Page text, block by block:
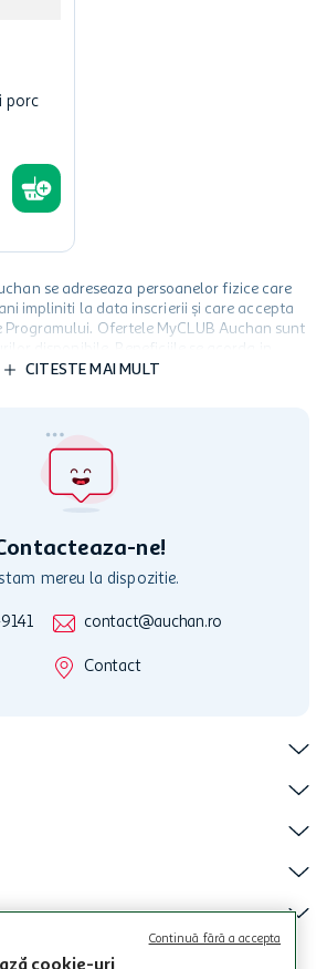
porc
se adreseaza persoanelor fizice care
impliniti la data inscrierii și care accepta
Programului. Ofertele MyCLUB Auchan sunt
client o singura data in perioada promotiei.
in Termene si Conditii. Auchan
utilizarii Cardului in perioada in
sau in perioada in care sunt efectuate
CITESTE MAI MULT
ne!
mereu la dispozitie.
contact@auchan.ro
Contact
acum in aplicatia Auchan
Continuă fără a accepta